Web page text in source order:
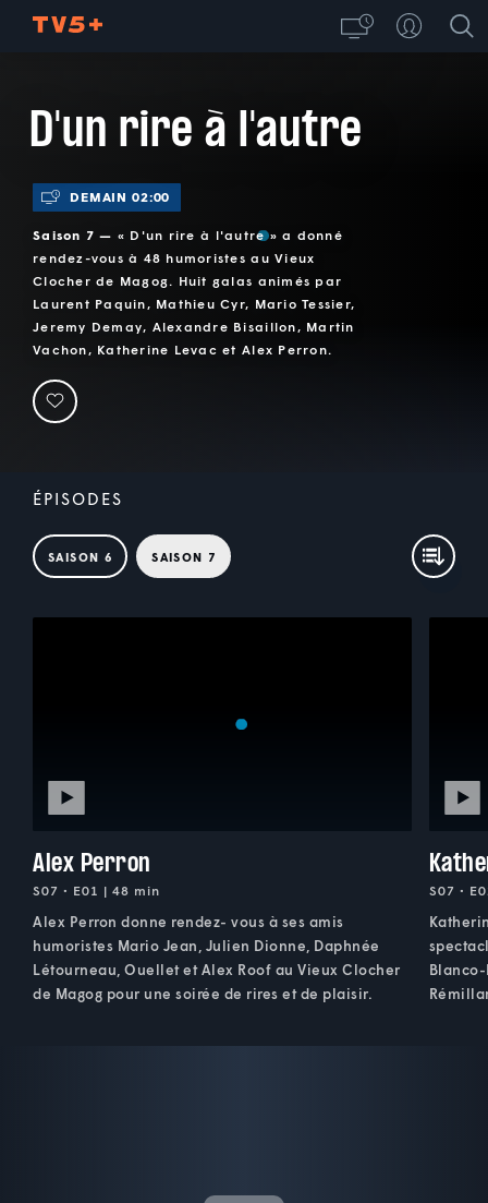
D'un rire à l'autre
DEMAIN 02:00
Saison 7 — « D'un rire à l'autre » a donné
rendez-vous à 48 humoristes au Vieux
Clocher de Magog. Huit galas animés par
Laurent Paquin, Mathieu Cyr, Mario Tessier,
Jeremy Demay, Alexandre Bisaillon, Martin
Vachon, Katherine Levac et Alex Perron.
ÉPISODES
SAISON 6 SAISON 7
Alex Perron
S07 • E01 | 48 min
Alex Perron donne rendez- vous à ses amis
humoristes Mario Jean, Julien Dionne, Daphnée
Létourneau, Ouellet et Alex Roof au Vieux Clocher
de Magog pour une soirée de rires et de plaisir.
S07 •